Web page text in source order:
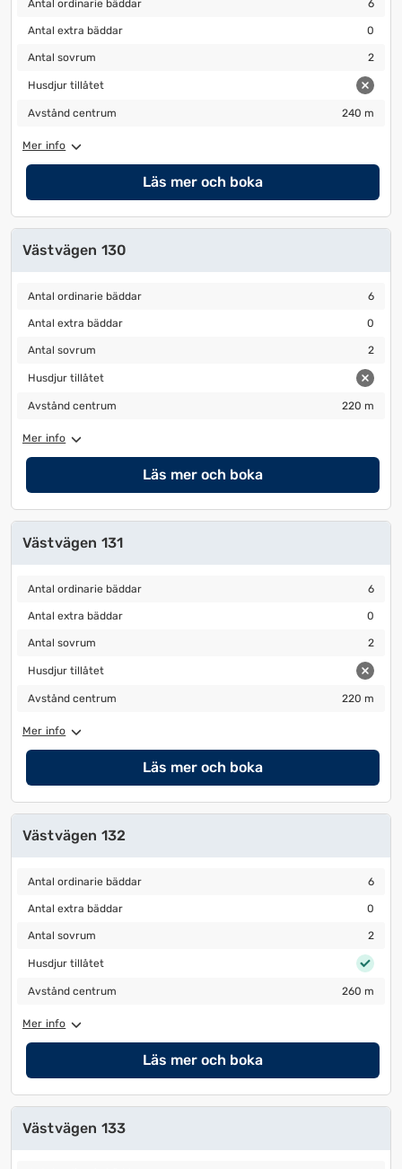
Antal ordinarie bäddar 6
Antal extra bäddar
Antal extra bäddar 0
Antal sovrum
Antal sovrum 2
Husdjur tillåtet
Husdjur tillåtet
Avstånd centrum
Avstånd centrum 240 m
Mer info
Läs mer och boka
Västvägen 130
Antal ordinarie bäddar
Antal ordinarie bäddar 6
Antal extra bäddar
Antal extra bäddar 0
Antal sovrum
Antal sovrum 2
Husdjur tillåtet
Husdjur tillåtet
Avstånd centrum
Avstånd centrum 220 m
Mer info
Läs mer och boka
Västvägen 131
Antal ordinarie bäddar
Antal ordinarie bäddar 6
Antal extra bäddar
Antal extra bäddar 0
Antal sovrum
Antal sovrum 2
Husdjur tillåtet
Husdjur tillåtet
Avstånd centrum
Avstånd centrum 220 m
Mer info
Läs mer och boka
Västvägen 132
Antal ordinarie bäddar
Antal ordinarie bäddar 6
Antal extra bäddar
Antal extra bäddar 0
Antal sovrum
Antal sovrum 2
Husdjur tillåtet
Husdjur tillåtet
Avstånd centrum
Avstånd centrum 260 m
Mer info
Läs mer och boka
Västvägen 133